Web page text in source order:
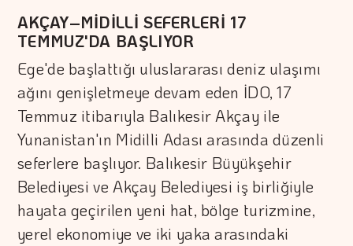
AKÇAY–MİDİLLİ SEFERLERİ 17
TEMMUZ'DA BAŞLIYOR
Ege'de başlattığı uluslararası deniz ulaşımı
ağını genişletmeye devam eden İDO, 17
Temmuz itibarıyla Balıkesir Akçay ile
Yunanistan'ın Midilli Adası arasında düzenli
seferlere başlıyor. Balıkesir Büyükşehir
Belediyesi ve Akçay Belediyesi iş birliğiyle
hayata geçirilen yeni hat, bölge turizmine,
yerel ekonomiye ve iki yaka arasındaki